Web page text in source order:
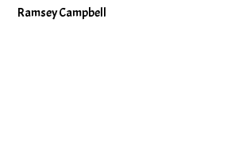
Ramsey Campbell